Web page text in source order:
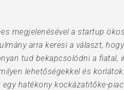
megjelenésével a startup
arra keresi a választ,
tud bekapcsolódni a fiatal,
lehetőségekkel és
hatékony kockázatitőke-